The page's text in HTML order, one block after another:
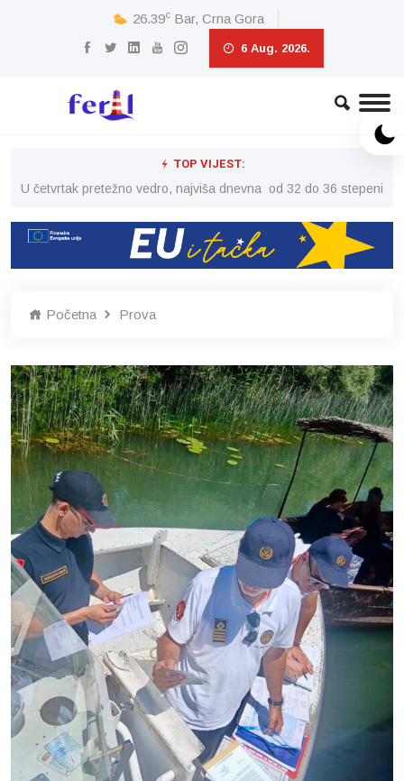
26.39c Bar, Crna Gora
6 Aug. 2026.
TOP VIJEST:
U četvrtak pretežno vedro, najviša dnevna od 32 do 36 stepeni
Početna Prova